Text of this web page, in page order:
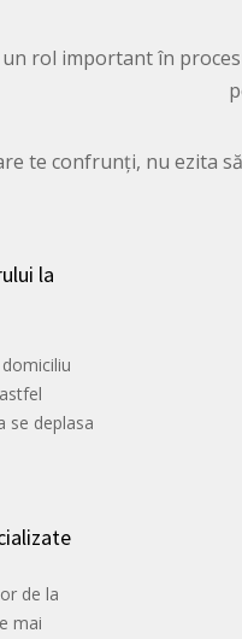
rol important în
te confrunți, nu ezita
la
se deplasa
de la
mai